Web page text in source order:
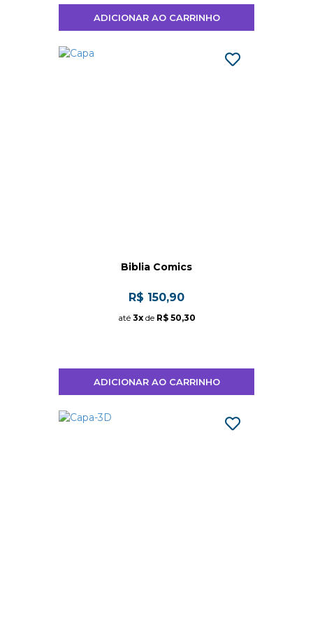
ADICIONAR AO CARRINHO
Biblia Comics
R$ 150,90
até 3xde R$ 50,30
ADICIONAR AO CARRINHO